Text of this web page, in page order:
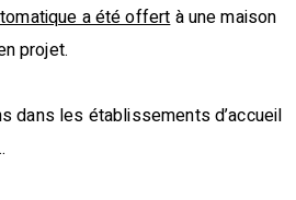
a été offertà une maison
projet.
dans les établissements d’accueil